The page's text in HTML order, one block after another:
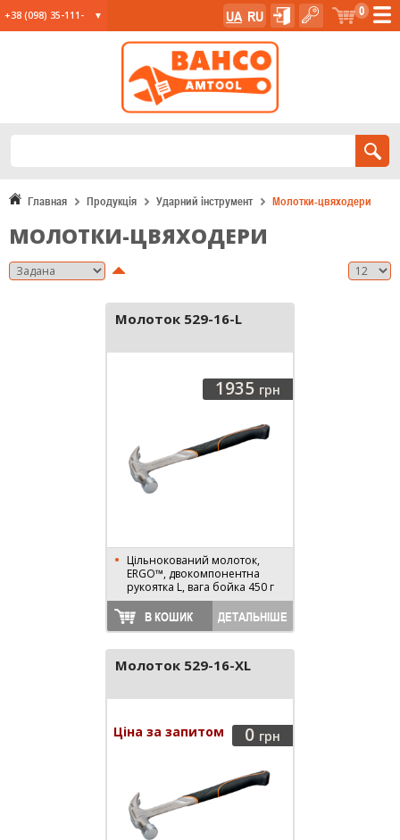
+38 (098) 35-111- 0
UA RU
Главная Продукція Ударний інструмент Молотки-цвяходери
МОЛОТКИ-ЦВЯХОДЕРИ
Молоток 529-16-L
1935 грн
Цільнокований молоток,
ERGO™, двокомпонентна
рукоятка L, вага бойка 450 г
В КОШИК ДЕТАЛЬНІШЕ
Молоток 529-16-XL
0 грн
Ціна за запитом